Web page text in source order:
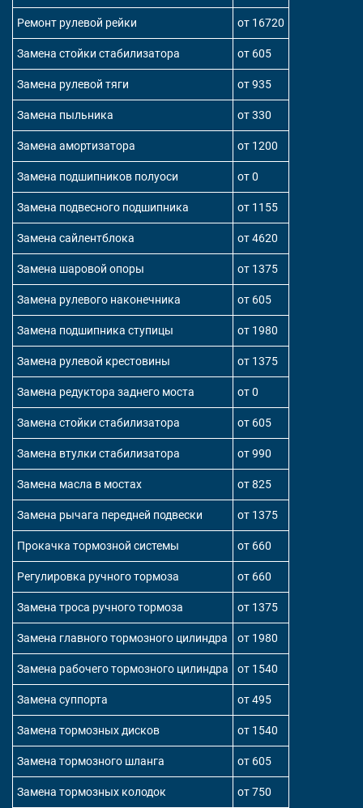
Ремонт рулевой рейки от 16720
Замена стойки стабилизатора от 605
Замена рулевой тяги от 935
Замена пыльника от 330
Замена амортизатора от 1200
Замена подшипников полуоси от 0
Замена подвесного подшипника от 1155
Замена сайлентблока от 4620
Замена шаровой опоры от 1375
Замена рулевого наконечника от 605
Замена подшипника ступицы от 1980
Замена рулевой крестовины от 1375
Замена редуктора заднего моста от 0
Замена стойки стабилизатора от 605
Замена втулки стабилизатора от 990
Замена масла в мостах от 825
Замена рычага передней подвески от 1375
Прокачка тормозной системы от 660
Регулировка ручного тормоза от 660
Замена троса ручного тормоза от 1375
Замена главного тормозного цилиндра от 1980
Замена рабочего тормозного цилиндра от 1540
Замена суппорта от 495
Замена тормозных дисков от 1540
Замена тормозного шланга от 605
Замена тормозных колодок от 750